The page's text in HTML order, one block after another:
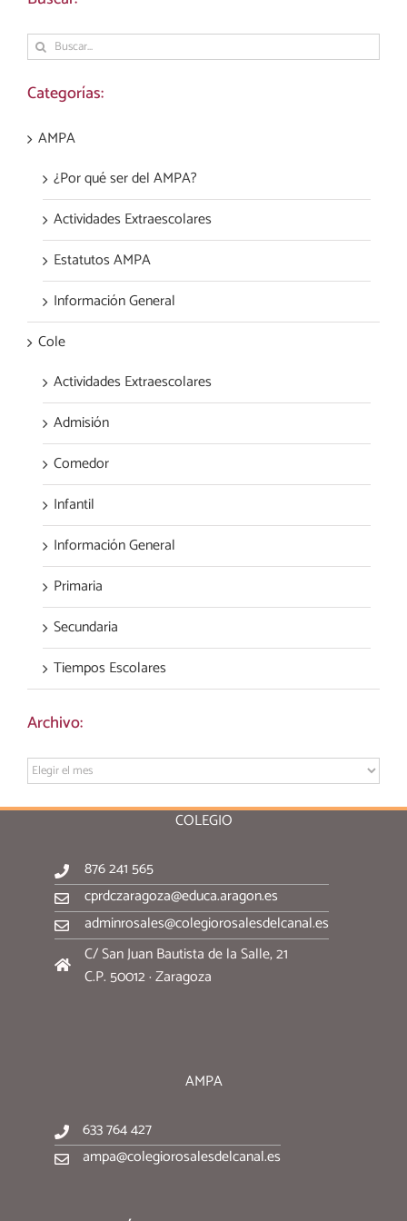
Buscar:
Categorías:
AMPA
¿Por qué ser del AMPA?
Actividades Extraescolares
Estatutos AMPA
Información General
Cole
Actividades Extraescolares
Admisión
Comedor
Infantil
Información General
Primaria
Secundaria
Tiempos Escolares
Archivo:
Archivo:
COLEGIO
876 241 565
cprdczaragoza@educa.aragon.es
adminrosales@colegiorosalesdelcanal.es
C/ San Juan Bautista de la Salle, 21
C.P. 50012 · Zaragoza
AMPA
633 764 427
ampa@colegiorosalesdelcanal.es